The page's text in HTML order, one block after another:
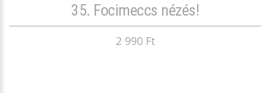
35. Focimeccs nézés!
2 990 Ft